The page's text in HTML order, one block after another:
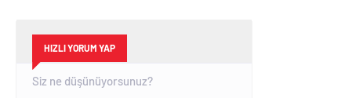
HIZLI YORUM YAP